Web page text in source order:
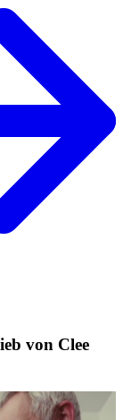
von Clee